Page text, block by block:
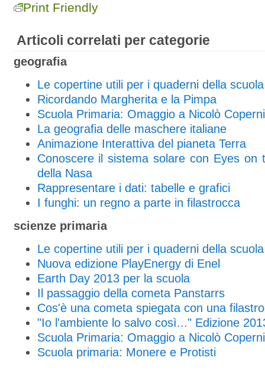
Print Friendly
Articoli correlati per categorie
geografia
Le copertine utili per i quaderni della
Ricordando Margherita e la Pimpa
Scuola Primaria: Omaggio a Nicolò
La geografia delle maschere italiane
Animazione Interattiva del pianeta Terra
Conoscere il sistema solare con Eyes on
della Nasa
Rappresentare i dati: tabelle e grafici
I funghi: un regno a parte in filastrocca
scienze primaria
Le copertine utili per i quaderni della
Nuova edizione PlayEnergy di Enel
Earth Day 2013 per la scuola
Il passaggio della cometa Panstarrs
Cos'è una cometa spiegata con una
"Io l'ambiente lo salvo così..." Edizione
Scuola Primaria: Omaggio a Nicolò
Scuola primaria: Monere e Protisti